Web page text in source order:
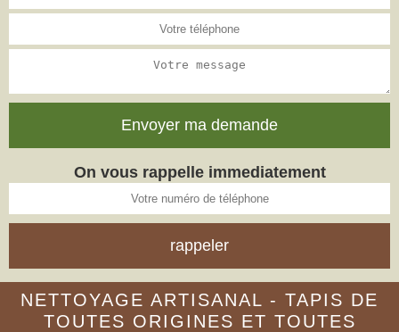
On vous rappelle immediatement
NETTOYAGE ARTISANAL - TAPIS DE
TOUTES ORIGINES ET TOUTES